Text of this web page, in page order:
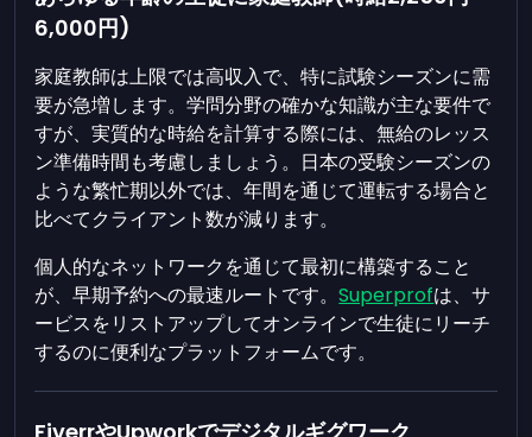
6,000円)
家庭教師は上限では高収入で、特に試験シーズンに需
要が急増します。学問分野の確かな知識が主な要件で
すが、実質的な時給を計算する際には、無給のレッス
ン準備時間も考慮しましょう。日本の受験シーズンの
ような繁忙期以外では、年間を通じて運転する場合と
比べてクライアント数が減ります。
個人的なネットワークを通じて最初に構築すること
が、早期予約への最速ルートです。Superprofは、サ
ービスをリストアップしてオンラインで生徒にリーチ
するのに便利なプラットフォームです。